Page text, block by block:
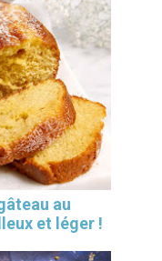
au
et léger !